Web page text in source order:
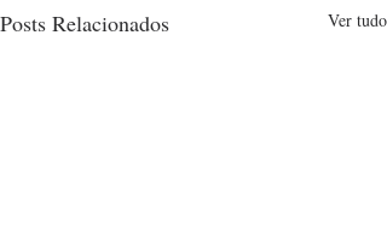
Posts Relacionados Ver tudo